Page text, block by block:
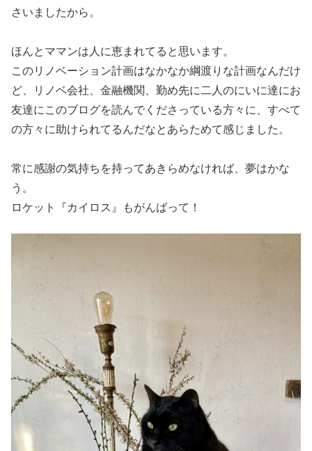
さいましたから。
ほんとママンは人に恵まれてると思います。
このリノベーション計画はなかなか綱渡りな計画なんだけ
ど、リノベ会社、金融機関、勤め先に二人のにいに達にお
友達にこのブログを読んでくださっている方々に、すべて
の方々に助けられてるんだなとあらためて感じました。
常に感謝の気持ちを持ってあきらめなければ、夢はかな
う。
ロケット『カイロス』もがんばって！